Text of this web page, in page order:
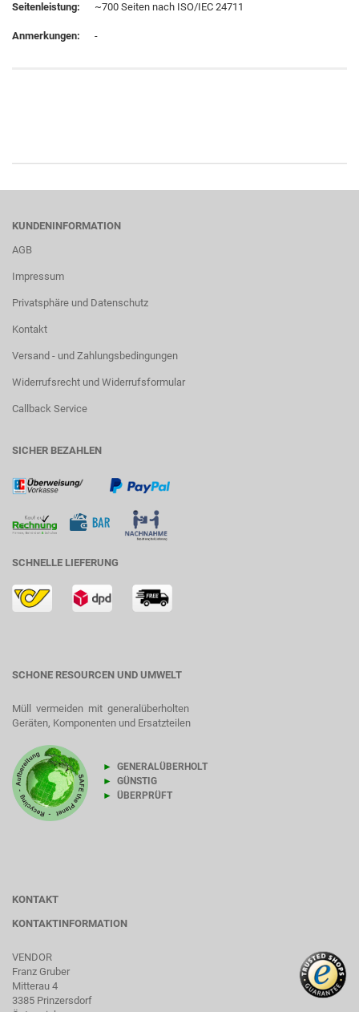
Seitenleistung: ~700 Seiten nach ISO/IEC 24711
Anmerkungen: -
KUNDENINFORMATION
AGB
Impressum
Privatsphäre und Datenschutz
Kontakt
Versand - und Zahlungsbedingungen
Widerrufsrecht und Widerrufsformular
Callback Service
SICHER BEZAHLEN
SCHNELLE LIEFERUNG
SCHONE RESOURCEN UND UMWELT
Müll vermeiden mit generalüberholten
Geräten, Komponenten und Ersatzteilen
► GENERALÜBERHOLT
► GÜNSTIG
► ÜBERPRÜFT
KONTAKT
KONTAKTINFORMATION
VENDOR
Franz Gruber
Mitterau 4
3385 Prinzersdorf